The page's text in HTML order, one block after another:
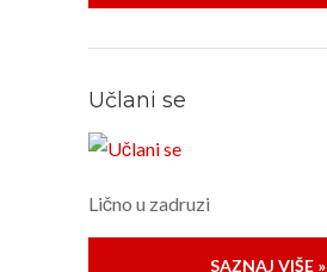
Učlani se
Lično u zadruzi
SAZNAJ VIŠE »